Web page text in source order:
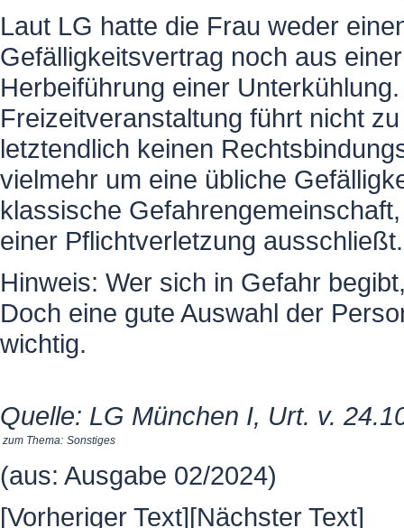
Laut LG hatte die Frau weder
Gefälligkeitsvertrag noch aus
Herbeiführung einer
Freizeitveranstaltung führt nicht
letztendlich keinen
vielmehr um eine übliche
klassische
einer Pflichtverletzung ausschließt.
Hinweis: Wer sich in Gefahr
Doch eine gute Auswahl der
wichtig.
Quelle: LG München I, Urt. v.
zum Thema: Sonstiges
(aus: Ausgabe 02/2024)
[Vorheriger Text][Nächster Text]